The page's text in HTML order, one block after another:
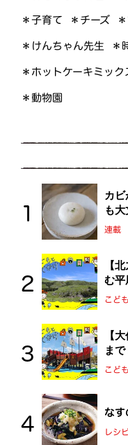
＊子育て ＊チーズ
＊けんちゃん先生 ＊
＊ホットケーキミック
＊動物園
カ
も大
連載
【
む平
を探
こど
【
ま
おと
こど
なす
レシ